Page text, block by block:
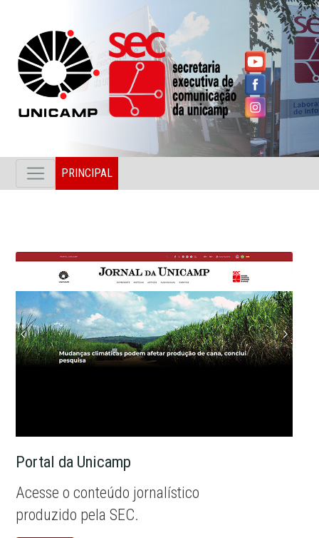
PRINCIPAL
Portal da Unicamp
Acesse o conteúdo jornalístico
produzido pela SEC.